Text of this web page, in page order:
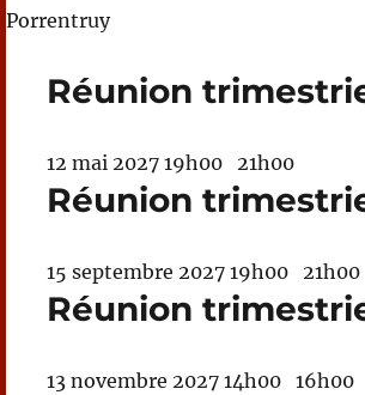
Porrentruy
Réunion
12 mai 2027 19h00 21h00
Réunion
15 septembre 2027 19h00 21h00
Réunion
13 novembre 2027 14h00 16h00